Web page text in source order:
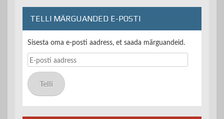
TELLI MÄRGUANDED E-POSTI
Sisesta oma e-posti aadress, et saada märguandeid.
E-
posti
aadress
Telli